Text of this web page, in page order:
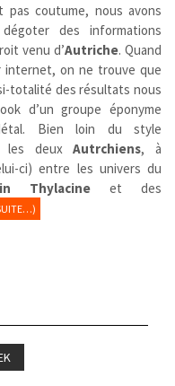
pas coutume, nous avons
des informations
venu d’Autriche. Quand
internet, on ne trouve que
totalité des résultats nous
d’un groupe éponyme
Bien loin du style
les deuxAutrchiens, à
ci) entre les univers du
Thylacine et des